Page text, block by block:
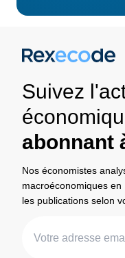
Suivez
abonnant
Nos économistes
macroéconomiques
les publications selon